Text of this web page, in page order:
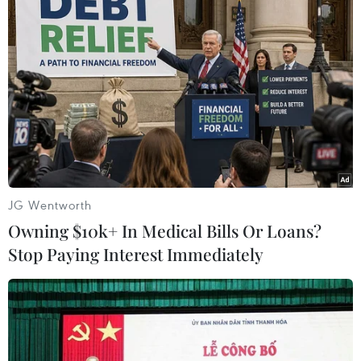
(TTXVN/Vietnam+)
#Điện thoại di động #Điện đàm
#Hồi giáo
#Trung Đông
#Chủ nghĩa khủng bố
JG Wentworth
Owning $10k+ In Medical Bills Or Loans?
Stop Paying Interest Immediately